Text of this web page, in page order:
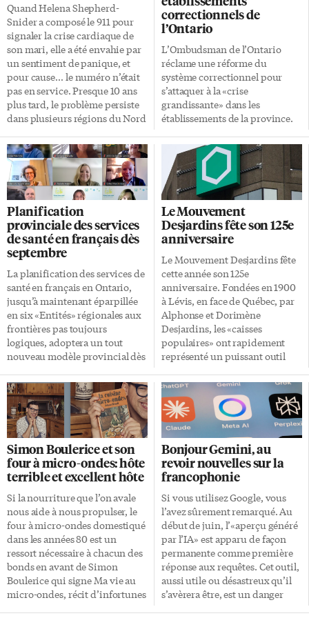
Quand Helena Shepherd-
Snider a composé le 911 pour
signaler la crise cardiaque de
son mari, elle a été envahie par
un sentiment de panique, et
pour cause… le numéro n’était
pas en service. Presque 10 ans
plus tard, le problème persiste
dans plusieurs régions du Nord
communautés où ce numéro à
trois chiffres n’est pas
disponible, les gens doivent
connaître quel numéro
commençant par 1-800, 1-888
ou 705 appeler pour obtenir des
services d’urgence. Non
seulement le numéro change
d’une municipalité à l’autre,
mais il est différent pour
joindre les ambulanciers
paramédicaux, les pompiers ou
les […]
correctionnels de
l’Ontario
L’Ombudsman de l’Ontario
réclame une réforme du
système correctionnel pour
s’attaquer à la «crise
grandissante» dans les
établissements de la province.
correctionnels manquent de
personnel et qu’ils sont
surpeuplés, au point où des
détenus sont logés dans des
placards à balais et des garde-
manger, c’est une crise qui ne
peut plus être ignorée,
revendique le protecteur du
citoyen, Paul Dubé. Une
«réforme systémique
significative» respectueuse des
droits des détenus est un
«impératif moral», indique-t-il
dans son rapport annuel
dévoilé ce mercredi 25 juin.
Hausse des plaintes Paul Dubé
indique avoir constaté une
hausse de 55% des plaintes […]
Planification
provinciale des services
de santé en français dès
septembre
La planification des services de
santé en français en Ontario,
jusqu’à maintenant éparpillée
en six «Entités» régionales aux
frontières pas toujours
logiques, adoptera un tout
nouveau modèle provincial dès
du Centre de planification des
services de santé en français
(CPSSF), fruit d’une
collaboration entre l’Assemblée
de la francophonie de l’Ontario
(AFO) et l’Hôpital
Montfort d’Ottawa. Le
gouvernement en a fait
l’annonce le 19 juin et, ce lundi
23, plus de 130 personnes
participaient à une assemblée
citoyenne virtuelle organisée
par l’AFO pour présenter le
nouveau modèle et répondre
aux questions. Selon le
ministère de la […]
Le Mouvement
Desjardins fête son 125e
anniversaire
Le Mouvement Desjardins fête
cette année son 125e
anniversaire. Fondées en 1900
à Lévis, en face de Québec, par
Alphonse et Dorimène
Desjardins, les «caisses
populaires» ont rapidement
représenté un puissant outil
pour les Canadiens-Français.
Elles se sont multipliées au
Québec et, dès 1910, en
Ontario (d’abord à Ottawa parce
qu’Alphonse Desjardins était
sténographe à la Chambre des
communes). En 2020, la «Caisse
Desjardins Ontario» a fédéré les
caisses populaires des
communautés franco-
ontariennes. Desjardins est
aujourd’hui l’une des plus
importantes institutions
financières au pays; la première
au Québec. L’entreprise est
mieux connue au Canada
anglais pour ses produits
Simon Boulerice et son
four à micro-ondes: hôte
terrible et excellent hôte
Si la nourriture que l’on avale
nous aide à nous propulser, le
four à micro-ondes domestiqué
dans les années 80 est un
ressort nécessaire à chacun des
bonds en avant de Simon
Boulerice qui signe Ma vie au
micro-ondes, récit d’infortunes
Bonjour Gemini, au
revoir nouvelles sur la
francophonie
Si vous utilisez Google, vous
l’avez sûrement remarqué. Au
début de juin, l’«aperçu généré
par l’IA» est apparu de façon
permanente comme première
réponse aux requêtes. Cet outil,
aussi utile ou désastreux qu’il
s’avèrera être, est un danger